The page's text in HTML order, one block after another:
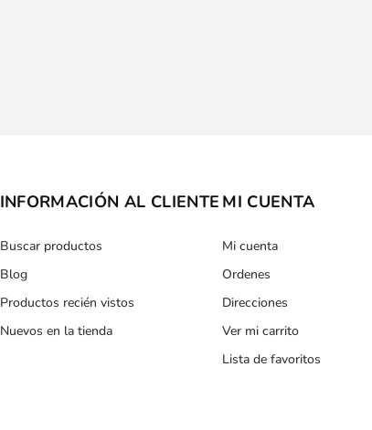
INFORMACIÓN AL CLIENTE
Buscar productos
Blog
Productos recién vistos
Nuevos en la tienda
MI CUENTA
Mi cuenta
Ordenes
Direcciones
Ver mi carrito
Lista de favoritos